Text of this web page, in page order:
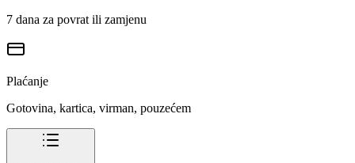
7 dana za povrat ili zamjenu
Plaćanje
Gotovina, kartica, virman, pouzećem